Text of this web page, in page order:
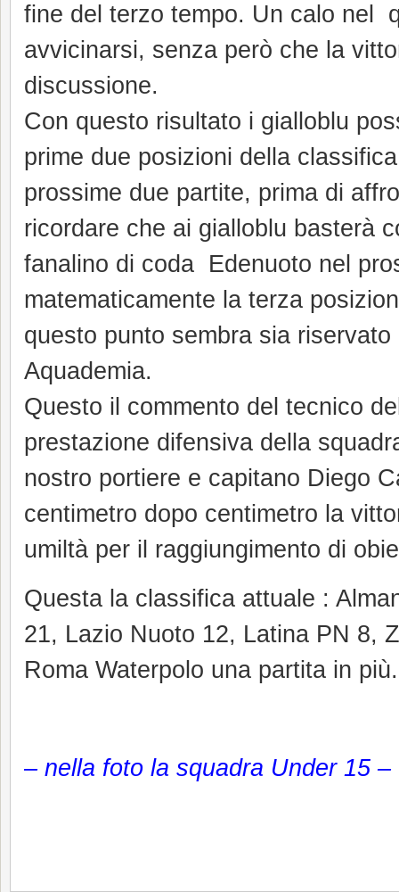
fine del terzo tempo. Un calo nel
avvicinarsi, senza però che la
discussione.
Con questo risultato i gialloblu
prime due posizioni della
prossime due partite, prima di
ricordare che ai gialloblu basterà
fanalino di coda Edenuoto nel
matematicamente la terza
questo punto sembra sia
Aquademia.
Questo il commento del tecnico
prestazione difensiva della
nostro portiere e capitano Diego
centimetro dopo centimetro la
umiltà per il raggiungimento di
Questa la classifica attuale :
21, Lazio Nuoto 12, Latina PN 8,
Roma Waterpolo una partita in più.
– nella foto la squadra Under 15 –